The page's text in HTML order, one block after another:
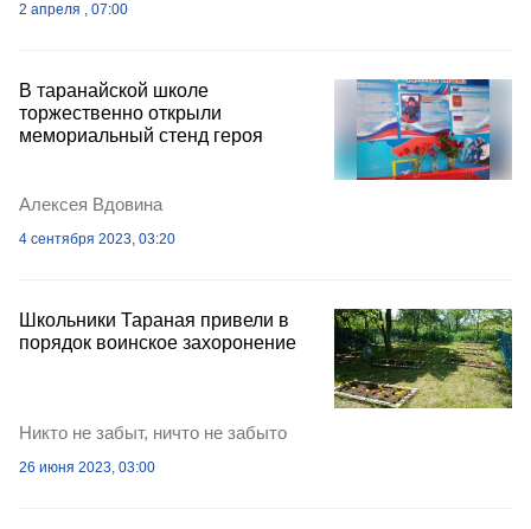
2 апреля , 07:00
В таранайской школе
торжественно открыли
мемориальный стенд героя
Алексея Вдовина
4 сентября 2023, 03:20
Школьники Тараная привели в
порядок воинское захоронение
Никто не забыт, ничто не забыто
26 июня 2023, 03:00